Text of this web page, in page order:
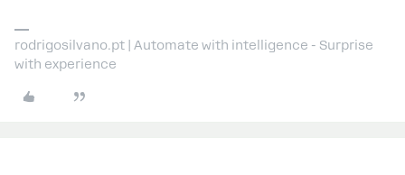
rodrigosilvano.pt | Automate with intelligence - Surprise
with experience